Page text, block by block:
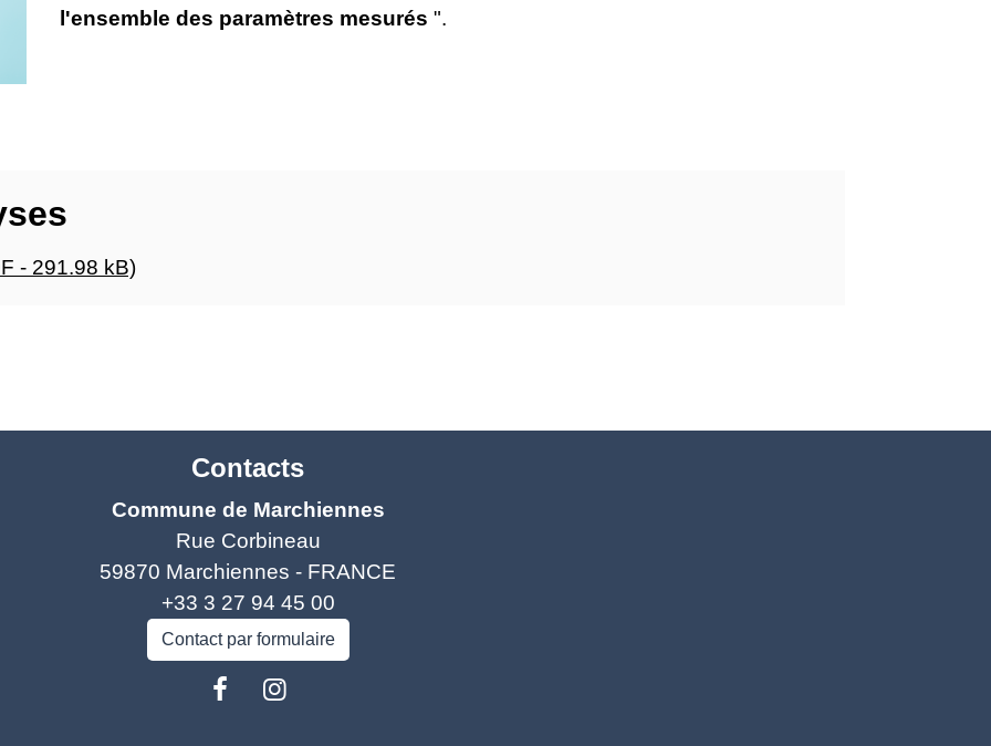
l'ensemble des paramètres mesurés ".
- 291.98 kB)
Contacts
Commune de Marchiennes
Rue Corbineau
59870 Marchiennes - FRANCE
+33 3 27 94 45 00
Contact par formulaire